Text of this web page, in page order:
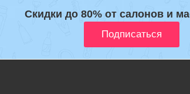
Скидки до 80% от салонов и